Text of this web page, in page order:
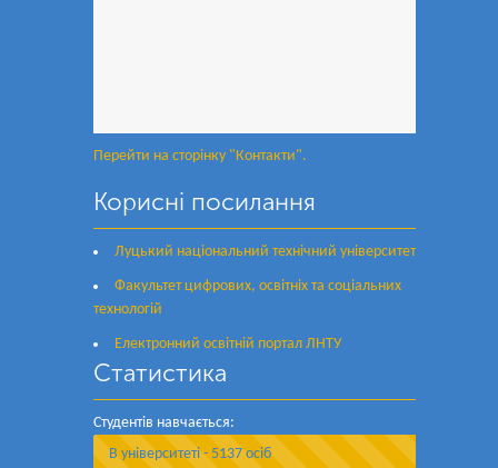
Перейти на сторінку "Контакти".
Корисні посилання
Луцький національний технічний університет
Факультет цифрових, освітніх та соціальних
технологій
Електронний освітній портал ЛНТУ
Статистика
Студентів навчається:
В університеті - 5137 осіб